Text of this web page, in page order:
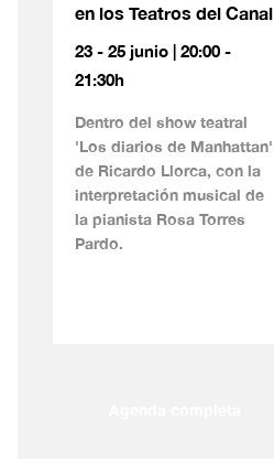
en los Teatros del Canal
23 - 25 junio | 20:00 -
21:30h
Dentro del show teatral
'Los diarios de Manhattan'
de Ricardo Llorca, con la
interpretación musical de
la pianista Rosa Torres
Pardo.